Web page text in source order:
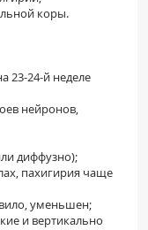
коры.
23-24-й неделе
нейронов,
диффузно);
пахигирия чаще
уменьшен;
и вертикально